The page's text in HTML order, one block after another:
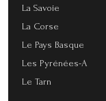
La Savoie
La Corse
Le Pays Basque
Les Pyrénées-A
Le Tarn